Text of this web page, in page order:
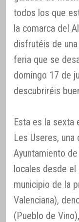
todos los que
la comarca del
disfrutéis de
feria que se
domingo 17 de
descubriréis
Esta es la sexta
Les Useres, una
Ayuntamiento
locales desde
municipio de la
Valenciana),
(Pueblo de